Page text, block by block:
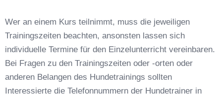
Wer an einem Kurs teilnimmt, muss die jeweiligen
Trainingszeiten beachten, ansonsten lassen sich
individuelle Termine für den Einzelunterricht vereinbaren.
Bei Fragen zu den Trainingszeiten oder -orten oder
anderen Belangen des Hundetrainings sollten
Interessierte die Telefonnummern der Hundetrainer in